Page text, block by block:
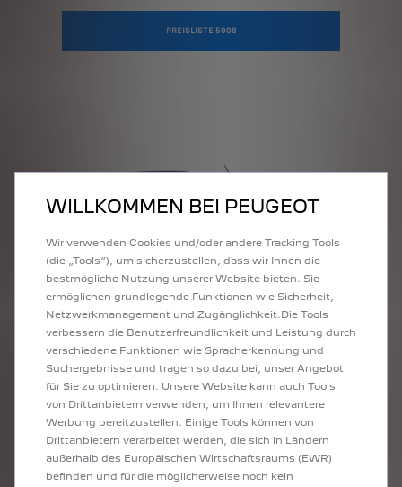
PREISLISTE 5008
E-RIFTER
WILLKOMMEN BEI PEUGEOT
Wir verwenden Cookies und/oder andere Tracking-Tools
(die „Tools“), um sicherzustellen, dass wir Ihnen die
bestmögliche Nutzung unserer Website bieten. Sie
ermöglichen grundlegende Funktionen wie Sicherheit,
Netzwerkmanagement und Zugänglichkeit.Die Tools
verbessern die Benutzerfreundlichkeit und Leistung durch
verschiedene Funktionen wie Spracherkennung und
Suchergebnisse und tragen so dazu bei, unser Angebot
für Sie zu optimieren. Unsere Website kann auch Tools
von Drittanbietern verwenden, um Ihnen relevantere
Werbung bereitzustellen. Einige Tools können von
Drittanbietern verarbeitet werden, die sich in Ländern
außerhalb des Europäischen Wirtschaftsraums (EWR)
befinden und für die möglicherweise noch kein